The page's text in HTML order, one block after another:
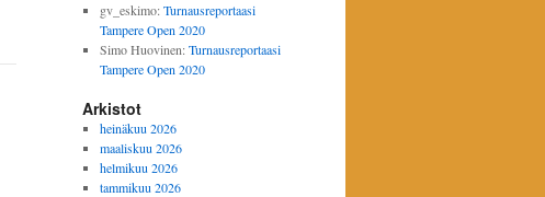
gv_eskimo:Turnausreportaasi
Tampere Open 2020
Simo Huovinen:Turnausreportaasi
Tampere Open 2020
Arkistot
heinäkuu 2026
maaliskuu 2026
helmikuu 2026
tammikuu 2026